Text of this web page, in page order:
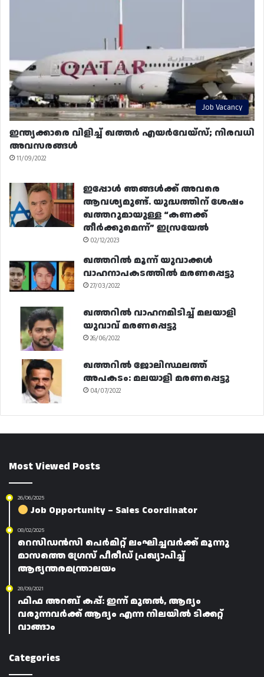
Job Vacancy
ഇന്ത്യക്കാരെ വിളിച്ച് ഖത്തർ എയർവേയ്‌സ്; നിരവധി
അവസരങ്ങൾ
11/09/2022
ഇപ്പോൾ ഞങ്ങൾക്ക് അവരെ
ആവശ്യമുണ്ട്. യുദ്ധത്തിന് ശേഷം
ഖത്തറുമായുള്ള “കണക്ക്
തീർക്കുമെന്ന്” ഇസ്രയേൽ
02/12/2023
ഖത്തറിൽ മൂന്ന് യുവാക്കൾ
വാഹനാപകടത്തിൽ മരണപ്പെട്ടു
27/03/2022
ഖത്തറിൽ വാഹനമിടിച്ച് മലയാളി
യുവാവ് മരണപ്പെട്ടു
26/06/2022
ഖത്തറിൽ ജോലിസ്ഥലത്ത്
അപകടം: മലയാളി മരണപ്പെട്ടു
04/07/2022
Most Viewed Posts
26/06/2025
Job Opportunity – Sales Coordinator
08/02/2025
റെസിഡൻസി പെർമിറ്റ് ലംഘിച്ചവർക്ക് മൂന്നു
മാസത്തെ ഗ്രേസ് പീരീഡ്‌ പ്രഖ്യാപിച്ച്
ആഭ്യന്തരമന്ത്രാലയം
28/09/2021
ഫിഫ അറബ് കപ്പ്: ഇന്ന് മുതൽ, ആദ്യം
വരുന്നവർക്ക് ആദ്യം എന്ന നിലയിൽ ടിക്കറ്റ്
വാങ്ങാം
Categories